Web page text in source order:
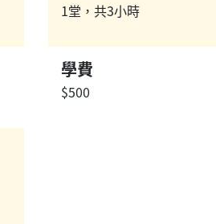
1堂，共3小時
學費
$500